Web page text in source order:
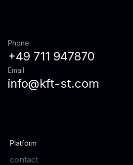
Phone:
+49 711 947870
Email:
info@kft-st.com
Platform
contact